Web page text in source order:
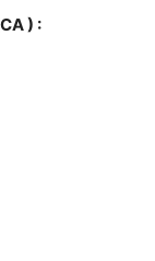
) :